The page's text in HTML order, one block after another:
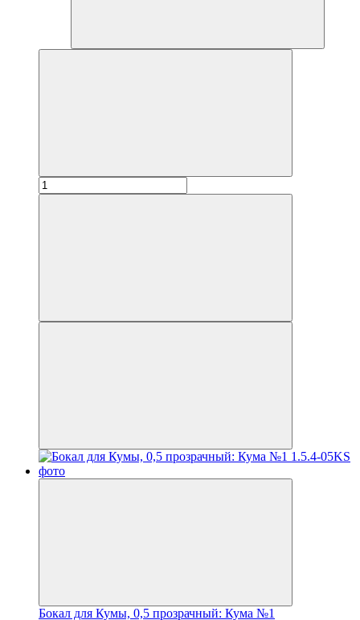
Бокал для Кумы, 0,5 прозрачный: Кума №1